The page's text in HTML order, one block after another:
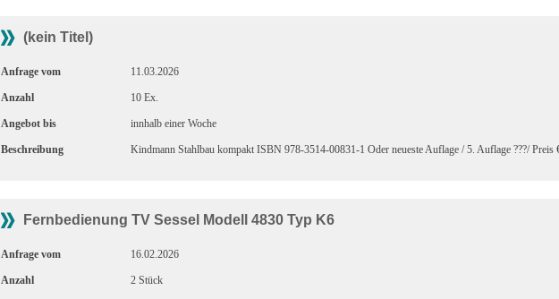
(kein Titel)
Anfrage vom 11.03.2026
Anzahl 10 Ex.
Angebot bis innhalb einer Woche
Beschreibung Kindmann Stahlbau kompakt ISBN 978-3514-00831-1 Oder neueste Auflage / 5. Auflage ???/ Preis
Fernbedienung TV Sessel Modell 4830 Typ K6
Anfrage vom 16.02.2026
Anzahl 2 Stück